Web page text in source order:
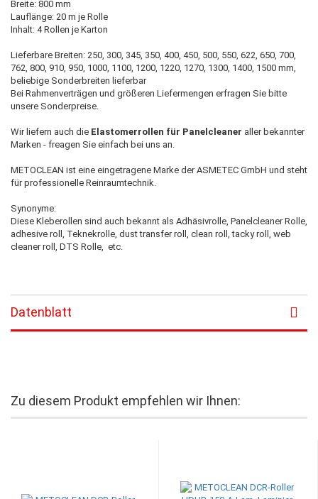
Breite: 800 mm
Lauflänge: 20 m je Rolle
Inhalt: 4 Rollen je Karton
Lieferbare Breiten: 250, 300, 345, 350, 400, 450, 500, 550, 622, 650, 700,
762, 800, 910, 950, 1000, 1100, 1200, 1220, 1270, 1300, 1400, 1500 mm,
beliebige Sonderbreiten lieferbar
Bei Rahmenverträgen und größeren Liefermengen erfragen Sie bitte
unsere Sonderpreise.
Wir liefern auch die Elastomerrollen für Panelcleaner aller bekannter
Marken - freagen Sie einfach bei uns an.
METOCLEAN ist eine eingetragene Marke der ASMETEC GmbH und steht
für professionelle Reinraumtechnik.
Synonyme:
Diese Kleberollen sind auch bekannt als Adhäsivrolle, Panelcleaner Rolle,
adhesive roll, Teknekrolle, dust transfer roll, clean roll, tacky roll, web
cleaner roll, DTS Rolle, etc.
Datenblatt
Zu diesem Produkt empfehlen wir Ihnen: